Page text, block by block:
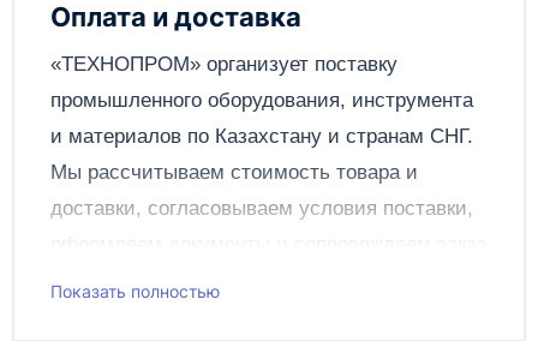
Оплата и доставка
«ТЕХНОПРОМ» организует поставку
промышленного оборудования, инструмента
и материалов по Казахстану и странам СНГ.
Мы рассчитываем стоимость товара и
доставки, согласовываем условия поставки,
до получения клиентом.
Показать полностью